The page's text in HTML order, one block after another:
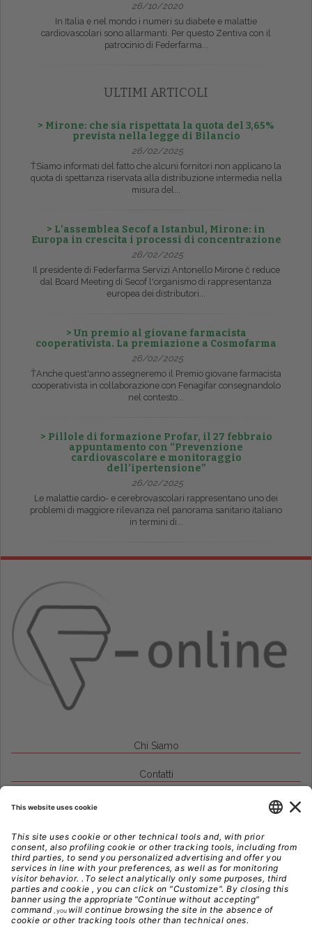
26/10/2020
In Italia e nel mondo i numeri su diabete e malattie
cardiovascolari sono allarmanti. Per questo Zentiva con il
patrocinio di Federfarma...
ULTIMI ARTICOLI
> Mirone: che sia rispettata la quota del 3,65%
prevista nella legge di Bilancio
26/02/2025
ŤSiamo informati del fatto che alcuni fornitori non applicano la
quota di spettanza riservata alla distribuzione intermedia nella
misura del...
> L’assemblea Secof a Istanbul, Mirone: in
Europa in crescita i processi di concentrazione
26/02/2025
Il presidente di Federfarma Servizi Antonello Mirone č reduce
dal Board Meeting di Secof l'organismo di rappresentanza
europea dei distributori...
> Un premio al giovane farmacista
cooperativista. La premiazione a Cosmofarma
26/02/2025
ŤAnche quest'anno assegneremo il Premio giovane farmacista
cooperativista in collaborazione con Fenagifar consegnandolo
nel contesto...
> Pillole di formazione Profar, il 27 febbraio
appuntamento con “Prevenzione
cardiovascolare e monitoraggio
dell’ipertensione”
26/02/2025
Le malattie cardio- e cerebrovascolari rappresentano uno dei
problemi di maggiore rilevanza nel panorama sanitario italiano
in termini di...
Chi Siamo
Contatti
Note Legali
Privacy
Gestione Cookie